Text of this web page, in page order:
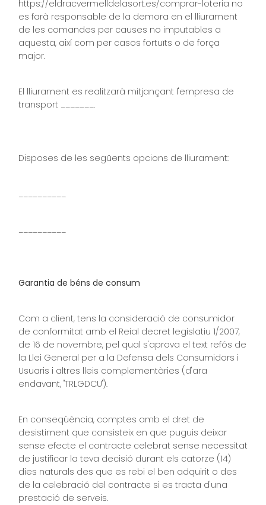
https://eldracvermelldelasort.es/comprar-loteria no
es farà responsable de la demora en el lliurament
de les comandes per causes no imputables a
aquesta, així com per casos fortuïts o de força
major.
El lliurament es realitzarà mitjançant l'empresa de
transport _______.
Disposes de les següents opcions de lliurament:
__________
__________
Garantia de béns de consum
Com a client, tens la consideració de consumidor
de conformitat amb el Reial decret legislatiu 1/2007,
de 16 de novembre, pel qual s'aprova el text refós de
la Llei General per a la Defensa dels Consumidors i
Usuaris i altres lleis complementàries (d'ara
endavant, "TRLGDCU").
En conseqüència, comptes amb el dret de
desistiment que consisteix en que puguis deixar
sense efecte el contracte celebrat sense necessitat
de justificar la teva decisió durant els catorze (14)
dies naturals des que es rebi el ben adquirit o des
de la celebració del contracte si es tracta d'una
prestació de serveis.